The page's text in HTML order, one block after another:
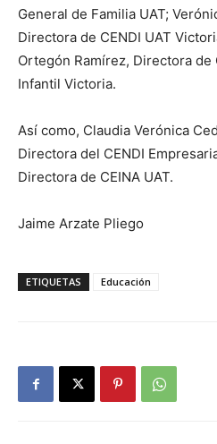
General de Familia UAT;
Directora de CENDI UAT
Ortegón Ramírez, Directora
Infantil Victoria.
Así como, Claudia Verónica
Directora del CENDI
Directora de CEINA UAT.
Jaime Arzate Pliego
ETIQUETAS Educación